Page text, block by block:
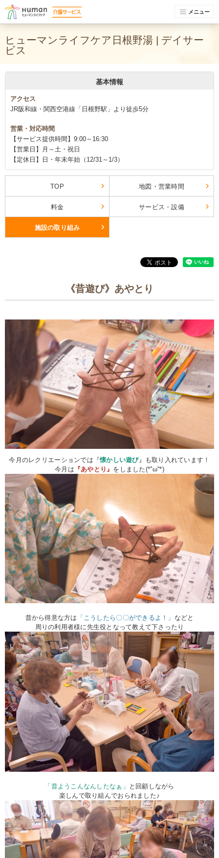
メニュー
ヒューマンライフケア日根野湯 | デイサー
ビス
基本情報
アクセス
JR阪和線・関西空港線「日根野駅」より徒歩5分
営業・対応時間
【サービス提供時間】9:00～16:30
【営業日】月～土・祝日
【定休日】日・年末年始（12/31～1/3）
TOP 地図・営業時間
料金 サービス・設備
施設の取り組み
《昔遊び》あやとり
今月のレクリエーションでは『懐かしい遊び』
も取り入れています！
今月は 『あやとり』 をしました(*''ω''*)
昔から得意な方は 「こうしたら〇〇ができるよ！」 などと
周りの利用者様に先生役となって教えて下さったり
「昔ようこんなんしたなぁ」 と回顧しながら
楽しんで取り組んでおられました♪